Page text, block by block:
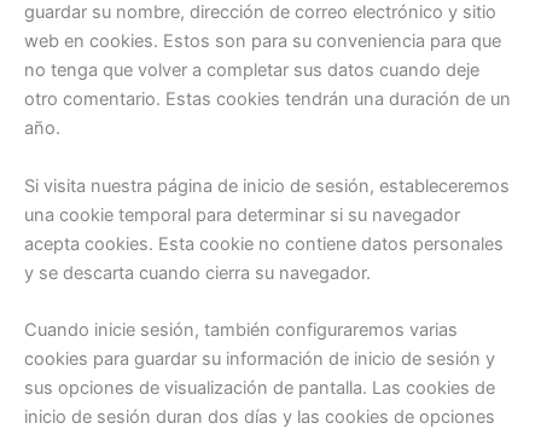
guardar su nombre, dirección de correo electrónico y sitio
web en cookies. Estos son para su conveniencia para que
no tenga que volver a completar sus datos cuando deje
otro comentario. Estas cookies tendrán una duración de un
año.
Si visita nuestra página de inicio de sesión, estableceremos
una cookie temporal para determinar si su navegador
acepta cookies. Esta cookie no contiene datos personales
y se descarta cuando cierra su navegador.
Cuando inicie sesión, también configuraremos varias
cookies para guardar su información de inicio de sesión y
sus opciones de visualización de pantalla. Las cookies de
inicio de sesión duran dos días y las cookies de opciones